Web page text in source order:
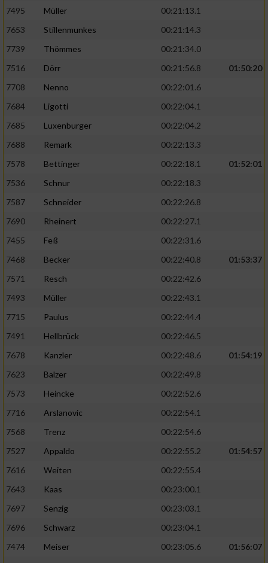
7495
Müller
00:21:13.1
7653
Stillenmunkes
00:21:14.3
7739
Thömmes
00:21:34.0
7516
Dörr 00:21:56.8
01:50:20
7708
Nenno
00:22:01.6
7684
Ligotti
00:22:04.1
7685
Luxenburger
00:22:04.2
7688
Remark
00:22:13.3
7578
Bettinger 00:22:18.1
01:52:01
7536
Schnur
00:22:18.3
7587
Schneider
00:22:26.8
7690
Rheinert
00:22:27.1
7455
Feß
00:22:31.6
7468
Becker 00:22:40.8
01:53:37
7571
Resch
00:22:42.6
7493
Müller
00:22:43.1
7715
Paulus
00:22:44.4
7491
Hellbrück
00:22:46.5
7678
Kanzler 00:22:48.6
01:54:19
7623
Balzer
00:22:49.8
7573
Heincke
00:22:52.6
7716
Arslanovic
00:22:54.1
7568
Trenz
00:22:54.6
7527
Appaldo 00:22:55.2
01:54:57
7616
Weiten
00:22:55.4
7643
Kaas
00:23:00.1
7697
Senzig
00:23:03.1
7696
Schwarz
00:23:04.1
7474
Meiser 00:23:05.6
01:56:07